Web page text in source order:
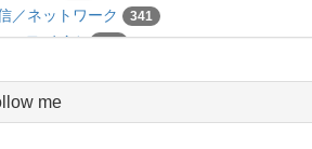
／ネットワーク 341
モバイル 136
198
me